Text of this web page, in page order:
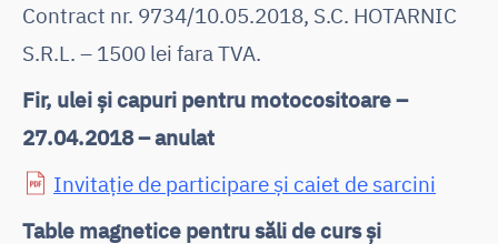
Contract nr. 9734/10.05.2018, S.C. HOTARNIC
S.R.L. – 1500 lei fara TVA.
Fir, ulei și capuri pentru motocositoare –
27.04.2018 – anulat
Invitație de participare și caiet de sarcini
Table magnetice pentru săli de curs și